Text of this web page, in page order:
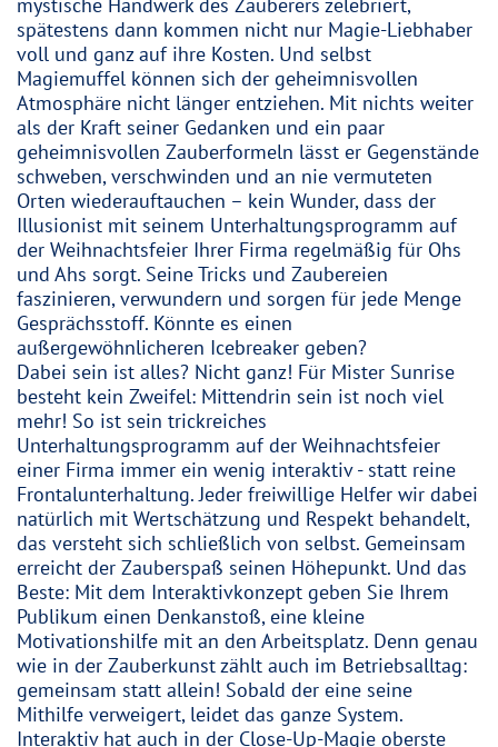
mystische Handwerk des Zauberers zelebriert,
spätestens dann kommen nicht nur Magie-Liebhaber
voll und ganz auf ihre Kosten. Und selbst
Magiemuffel können sich der geheimnisvollen
Atmosphäre nicht länger entziehen. Mit nichts weiter
als der Kraft seiner Gedanken und ein paar
geheimnisvollen Zauberformeln lässt er Gegenstände
schweben, verschwinden und an nie vermuteten
Orten wiederauftauchen – kein Wunder, dass der
Illusionist mit seinem Unterhaltungsprogramm auf
der Weihnachtsfeier Ihrer Firma regelmäßig für Ohs
und Ahs sorgt. Seine Tricks und Zaubereien
faszinieren, verwundern und sorgen für jede Menge
Gesprächsstoff. Könnte es einen
außergewöhnlicheren Icebreaker geben?
Dabei sein ist alles? Nicht ganz! Für Mister Sunrise
besteht kein Zweifel: Mittendrin sein ist noch viel
mehr! So ist sein trickreiches
Unterhaltungsprogramm auf der Weihnachtsfeier
einer Firma immer ein wenig interaktiv - statt reine
Frontalunterhaltung. Jeder freiwillige Helfer wir dabei
natürlich mit Wertschätzung und Respekt behandelt,
das versteht sich schließlich von selbst. Gemeinsam
erreicht der Zauberspaß seinen Höhepunkt. Und das
Beste: Mit dem Interaktivkonzept geben Sie Ihrem
Publikum einen Denkanstoß, eine kleine
Motivationshilfe mit an den Arbeitsplatz. Denn genau
wie in der Zauberkunst zählt auch im Betriebsalltag:
gemeinsam statt allein! Sobald der eine seine
Mithilfe verweigert, leidet das ganze System.
Interaktiv hat auch in der Close-Up-Magie oberste